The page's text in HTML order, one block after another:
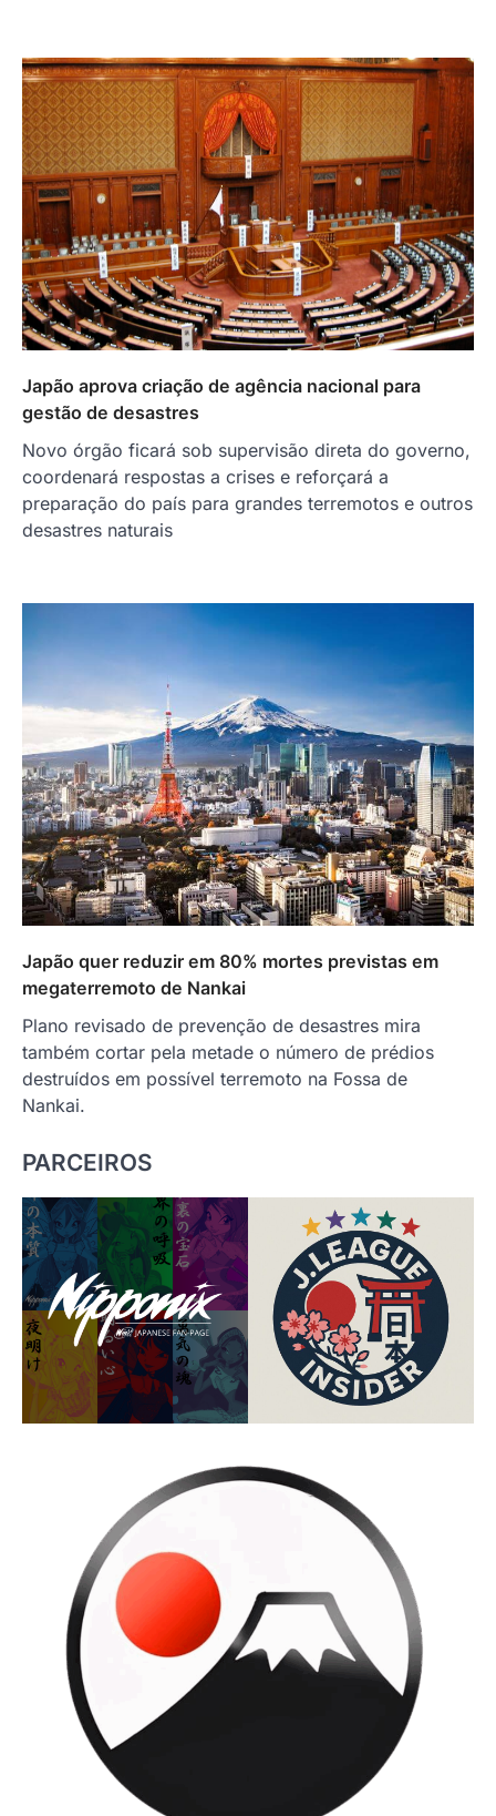
Japão aprova criação de agência nacional para
gestão de desastres
Novo órgão ficará sob supervisão direta do governo,
coordenará respostas a crises e reforçará a
preparação do país para grandes terremotos e outros
desastres naturais
Japão quer reduzir em 80% mortes previstas em
megaterremoto de Nankai
Plano revisado de prevenção de desastres mira
também cortar pela metade o número de prédios
destruídos em possível terremoto na Fossa de
Nankai.
PARCEIROS